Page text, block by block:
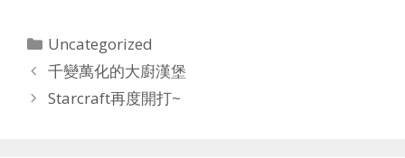
Categories
Uncategorized
千變萬化的大廚漢堡
Starcraft再度開打~